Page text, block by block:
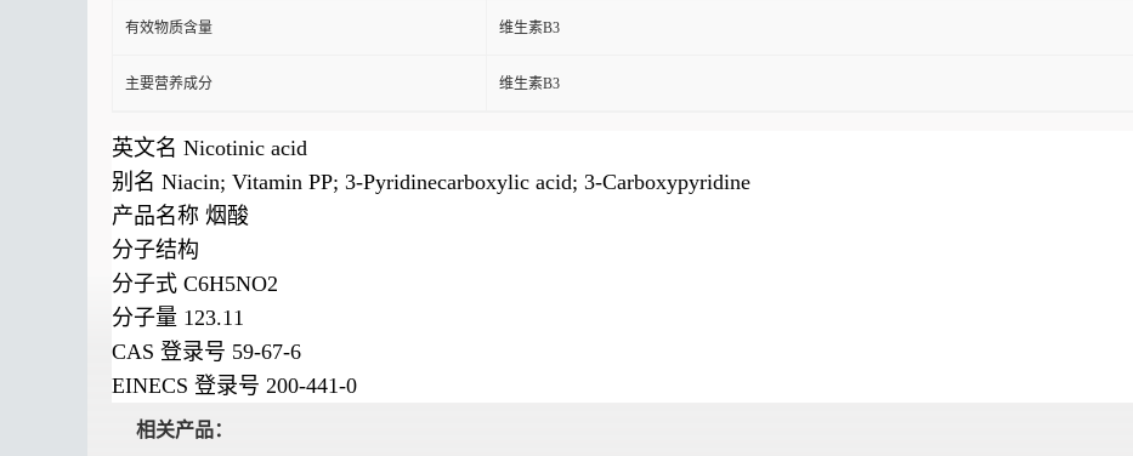
有效物质含量 维生素B3
主要营养成分 维生素B3
英文名 Nicotinic acid
别名 Niacin; Vitamin PP; 3-Pyridinecarboxylic acid; 3-Carboxypyridine
产品名称 烟酸
分子结构
分子式 C6H5NO2
分子量 123.11
CAS 登录号 59-67-6
EINECS 登录号 200-441-0
相关产品：